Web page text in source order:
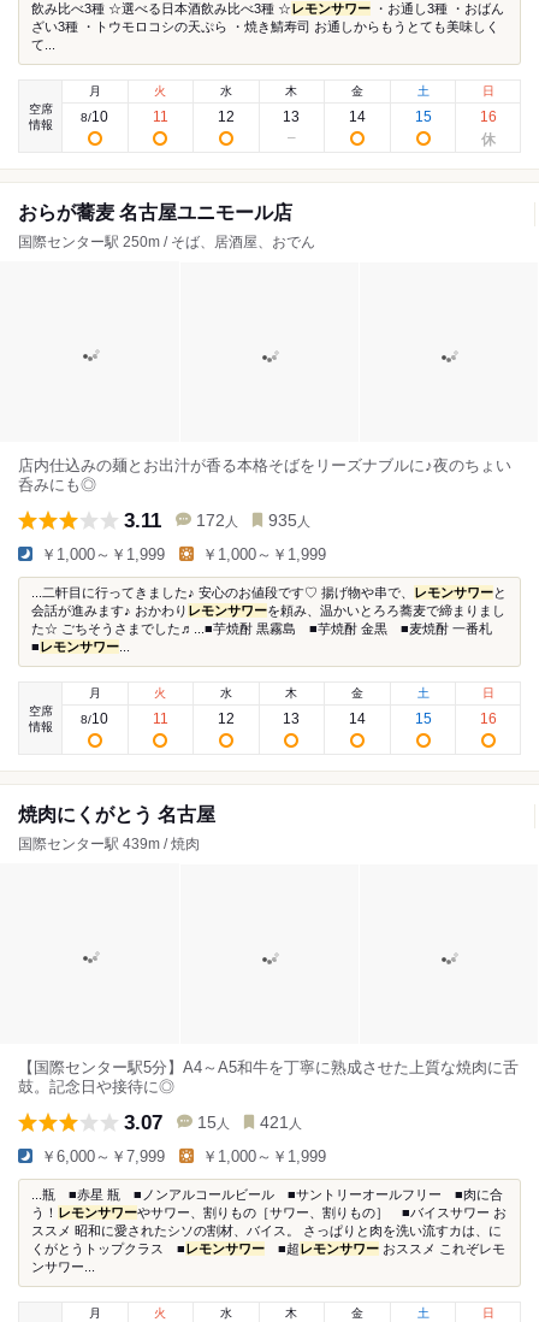
飲み比べ3種 ☆選べる日本酒飲み比べ3種 ☆ レモンサワー ・お通し3種 ・おばん
ざい3種 ・トウモロコシの天ぷら ・焼き鯖寿司 お通しからもうとても美味しく
て...
空席
情報
月
8/10
火
11
水
12
木
13
金
14
土
15
日
16
おらが蕎麦 名古屋ユニモール店
国際センター駅 250m / そば、居酒屋、おでん
店内仕込みの麺とお出汁が香る本格そばをリーズナブルに♪夜のちょい
呑みにも◎
3.11 172 人 935 人
￥1,000～￥1,999 ￥1,000～￥1,999
...二軒目に行ってきました♪ 安心のお値段です♡ 揚げ物や串で、 レモンサワーと
会話が進みます♪ おかわり レモンサワーを頼み、温かいとろろ蕎麦で締まりまし
た☆ ごちそうさまでした♬...■芋焼酎 黒霧島 ■芋焼酎 金黒 ■麦焼酎 一番札
■ レモンサワー
空席
情報
月
8/10
火
11
水
12
木
13
金
14
土
15
日
16
焼肉にくがとう 名古屋
国際センター駅 439m / 焼肉
【国際センター駅5分】A4～A5和牛を丁寧に熟成させた上質な焼肉に舌
鼓。記念日や接待に◎
3.07 15 人 421 人
￥6,000～￥7,999 ￥1,000～￥1,999
...瓶 ■赤星 瓶 ■ノンアルコールビール ■サントリーオールフリー ■肉に合
う！
レモンサワーやサワー、割りもの［サワー、割りもの］ ■バイスサワー お
ススメ 昭和に愛されたシソの割材、バイス。 さっぱりと肉を洗い流すカは、に
くがとうトップクラス ■ レモンサワー ■超 レモンサワー おススメ これぞレモ
ンサワー...
月
火 水 木 金 土 日